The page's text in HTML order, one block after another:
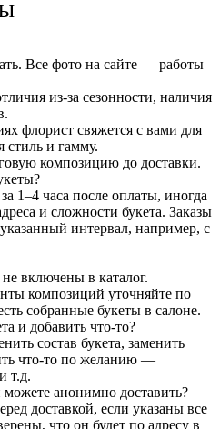
Все фото на сайте — работы
из-за сезонности, наличия
флорист свяжется с вами для
стиль и гамму.
композицию до доставки.
1–4 часа после оплаты, иногда
и сложности букета. Заказы
интервал, например, с
включены в каталог.
композиций уточняйте по
собранные букеты в салоне.
и добавить что-то?
состав букета, заменить
что-то по желанию —
т.д.
анонимно доставить?
доставкой, если указаны все
что он будет по адресу в